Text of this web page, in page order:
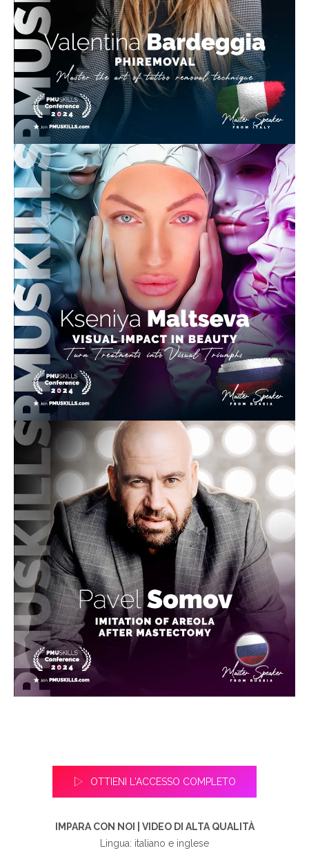
OTTIENI L'ACCESSO COMPLETO
IMPARA CON NOI | VIDEO DI ALTA QUALITÀ
Lingua: italiano e inglese